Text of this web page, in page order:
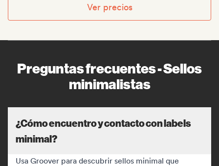
Ver precios
Preguntas frecuentes - Sellos
minimalistas
¿Cómo encuentro y contacto con labels
minimal?
Usa Groover para descubrir sellos minimal que